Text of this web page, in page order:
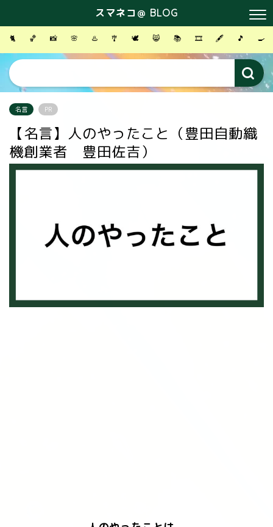
スマネコ＠ BLOG
🐈 🏀 📸 🌸 ♨️ 🎐 🕊 😸 📚 🎞 🖋 🎵 🍳
名言 PR
【名言】人のやったこと（豊田自動織
機創業者 豊田佐吉）